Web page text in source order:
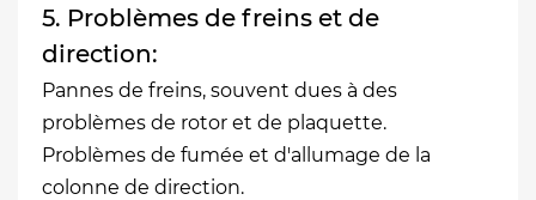
5. Problèmes de freins et de
direction:
Pannes de freins, souvent dues à des
problèmes de rotor et de plaquette.
Problèmes de fumée et d'allumage de la
colonne de direction.